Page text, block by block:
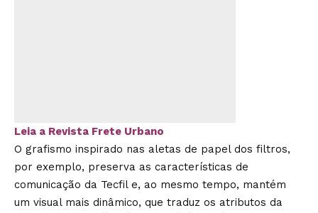
Leia a Revista Frete Urbano
O grafismo inspirado nas aletas de papel dos filtros,
por exemplo, preserva as características de
comunicação da Tecfil e, ao mesmo tempo, mantém
um visual mais dinâmico, que traduz os atributos da